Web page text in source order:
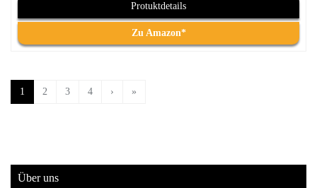
Protuktdetails
Zu Amazon*
1 2 3 4 › »
Über uns